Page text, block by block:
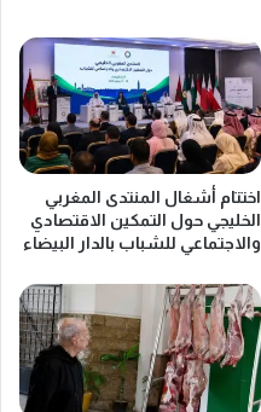
اختتام أشغال المنتدى المغربي
الخليجي حول التمكين الاقتصادي
والاجتماعي للشباب بالدار البيضاء